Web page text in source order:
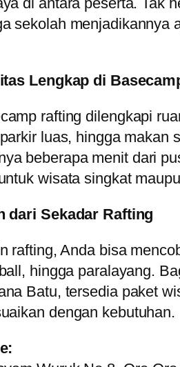
sekolah menjadikannya
Lengkap di
rafting dilengkapi
luas, hingga makan
beberapa menit dari
wisata singkat
dari Sekadar Rafting
rafting, Anda bisa
hingga paralayang.
Batu, tersedia paket
dengan kebutuhan.